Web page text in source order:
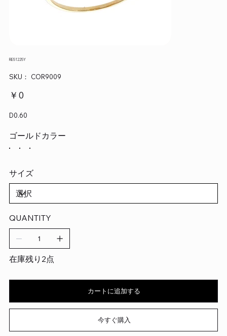
RE51225Y
SKU：
SKU：
COR9009
価
格
￥0
D0.60
ゴールドカラー
サイズ
QUANTITY
在庫残り2点
カートに追加する
今すぐ購入